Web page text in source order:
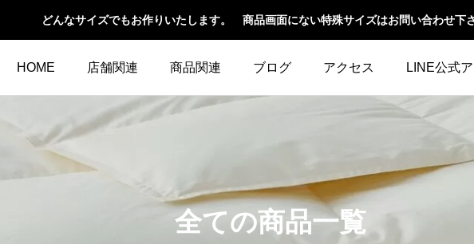
どんなサイズでもお作りいたします。 商品画面にない特殊サイズはお問い合わせ下さ
HOME 店舗関連 商品関連 ブログ アクセス LINE公式
全ての商品一覧